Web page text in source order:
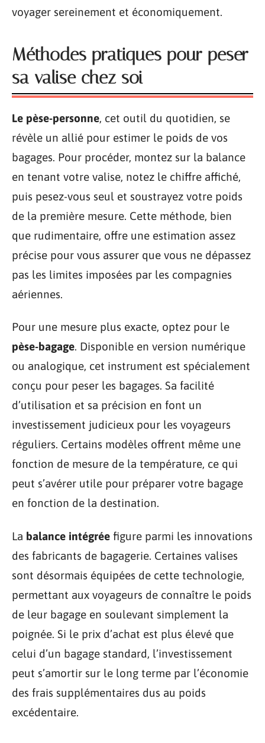
voyager sereinement et économiquement.
Méthodes pratiques pour peser
sa valise chez soi
Le pèse-personne, cet outil du quotidien, se
révèle un allié pour estimer le poids de vos
bagages. Pour procéder, montez sur la balance
en tenant votre valise, notez le chiffre affiché,
puis pesez-vous seul et soustrayez votre poids
de la première mesure. Cette méthode, bien
que rudimentaire, offre une estimation assez
précise pour vous assurer que vous ne dépassez
pas les limites imposées par les compagnies
aériennes.
Pour une mesure plus exacte, optez pour le
pèse-bagage. Disponible en version numérique
ou analogique, cet instrument est spécialement
conçu pour peser les bagages. Sa facilité
d’utilisation et sa précision en font un
investissement judicieux pour les voyageurs
réguliers. Certains modèles offrent même une
fonction de mesure de la température, ce qui
peut s’avérer utile pour préparer votre bagage
en fonction de la destination.
La balance intégrée figure parmi les innovations
des fabricants de bagagerie. Certaines valises
sont désormais équipées de cette technologie,
permettant aux voyageurs de connaître le poids
de leur bagage en soulevant simplement la
poignée. Si le prix d’achat est plus élevé que
celui d’un bagage standard, l’investissement
peut s’amortir sur le long terme par l’économie
des frais supplémentaires dus au poids
excédentaire.